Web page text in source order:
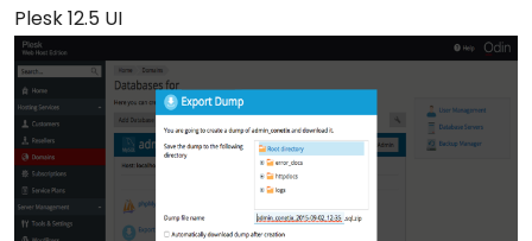
Plesk 12.5 UI